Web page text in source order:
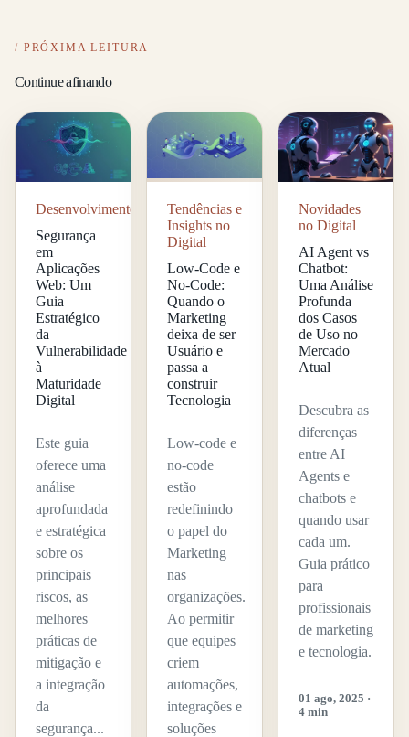
PRÓXIMA LEITURA
Continue afinando
Desenvolvimento
Segurança
em
Aplicações
Web: Um
Guia
Estratégico
da
Vulnerabilidade
à
Maturidade
Digital
Este guia
oferece uma
análise
aprofundada
e estratégica
sobre os
principais
riscos, as
melhores
práticas de
mitigação e
a integração
da
segurança...
Tendências e
Insights no
Digital
Low-Code e
No-Code:
Quando o
Marketing
deixa de ser
Usuário e
passa a
construir
Tecnologia
Low-code e
no-code
estão
redefinindo
o papel do
Marketing
nas
organizações.
Ao permitir
que equipes
criem
automações,
integrações e
soluções
Novidades
no Digital
AI Agent vs
Chatbot:
Uma Análise
Profunda
dos Casos
de Uso no
Mercado
Atual
Descubra as
diferenças
entre AI
Agents e
chatbots e
quando usar
cada um.
Guia prático
para
profissionais
de marketing
e tecnologia.
01 ago, 2025 ·
4 min